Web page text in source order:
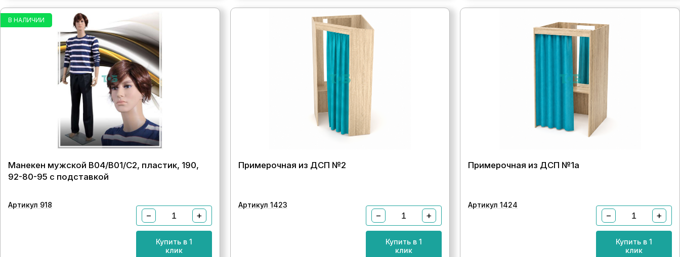
В НАЛИЧИИ
Манекен мужской B04/B01/C2, пластик, 190,
92-80-95 с подставкой
Артикул 918
− +
Купить в 1
клик
Примерочная из ДСП №2
Артикул 1423
− +
Купить в 1
клик
Примерочная из ДСП №1а
Артикул 1424
− +
Купить в 1
клик